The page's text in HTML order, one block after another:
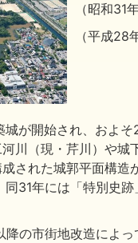
（昭和31
（平成28
が開始され、およ
川（現・芹川）や城
された城郭平面構造
31年には「特別史
の市街地改造によ